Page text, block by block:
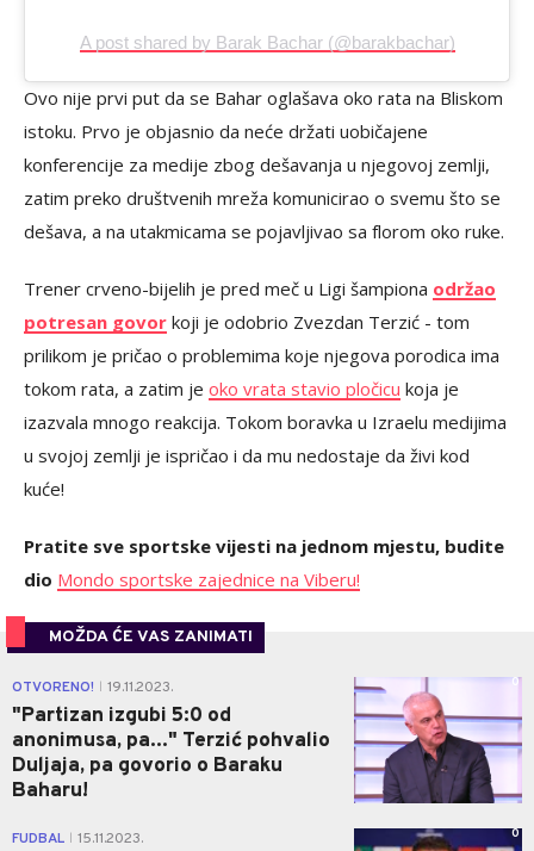
A post shared by Barak Bachar (@barakbachar)
Ovo nije prvi put da se Bahar oglašava oko rata na Bliskom
istoku. Prvo je objasnio da neće držati uobičajene
konferencije za medije zbog dešavanja u njegovoj zemlji,
zatim preko društvenih mreža komunicirao o svemu što se
dešava, a na utakmicama se pojavljivao sa florom oko ruke.
Trener crveno-bijelih je pred meč u Ligi šampiona održao
potresan govor koji je odobrio Zvezdan Terzić - tom
prilikom je pričao o problemima koje njegova porodica ima
tokom rata, a zatim je oko vrata stavio pločicu koja je
izazvala mnogo reakcija. Tokom boravka u Izraelu medijima
u svojoj zemlji je ispričao i da mu nedostaje da živi kod
kuće!
Pratite sve sportske vijesti na jednom mjestu, budite
dio Mondo sportske zajednice na Viberu!
MOŽDA ĆE VAS ZANIMATI
OTVORENO! 19.11.2023.
"Partizan izgubi 5:0 od
anonimusa, pa..." Terzić pohvalio
Duljaja, pa govorio o Baraku
Baharu!
0
FUDBAL 15.11.2023. 0